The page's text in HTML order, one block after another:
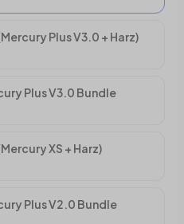
Plus V3.0 + Harz)
Plus V3.0 Bundle
XS + Harz)
Plus V2.0 Bundle